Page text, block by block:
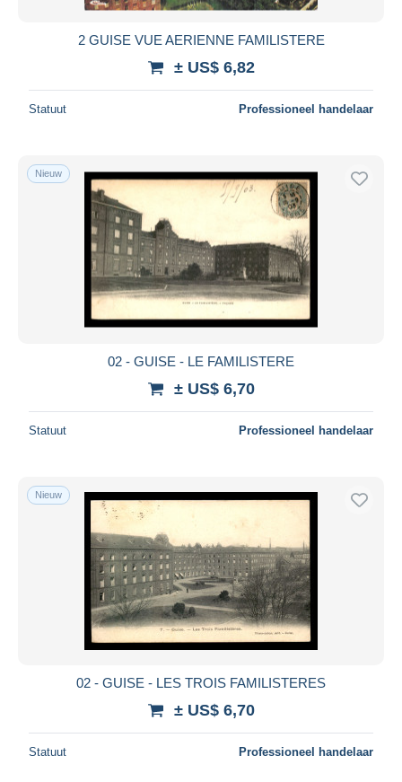
2 GUISE VUE AERIENNE FAMILISTERE
± US$ 6,82
Statuut Professioneel handelaar
Nieuw
02 - GUISE - LE FAMILISTERE
± US$ 6,70
Statuut Professioneel handelaar
Nieuw
02 - GUISE - LES TROIS FAMILISTERES
± US$ 6,70
Statuut Professioneel handelaar